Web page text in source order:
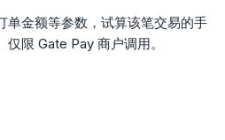
单金额等参数，试算该笔交易的手
限 Gate Pay 商户调用。